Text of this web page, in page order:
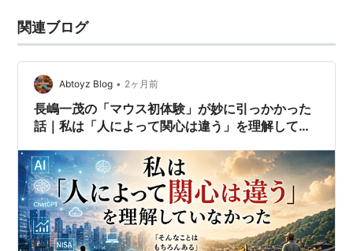
映画「ミスタールーキー」で主演し、俳優として最近は
新境地を切り開いている。
関連ブログ
Abtoyz Blog • 2ヶ月前
長嶋一茂の「マウス初体験」が妙に引っかかった
話｜私は「人によって関心は違う」を理解してい